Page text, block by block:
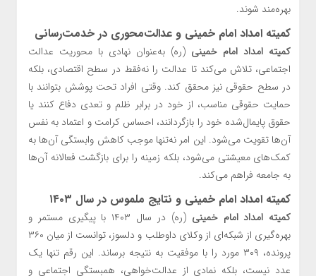
بهره‌مند شوند.
کمیته امداد امام خمینی و عدالت‌محوری در خدمت‌رسانی
کمیته امداد امام خمینی (ره) به‌عنوان نهادی با محوریت عدالت
اجتماعی، تلاش می‌کند تا عدالت را نه‌فقط در سطح اقتصادی، بلکه
در سطح حقوقی نیز محقق کند. وقتی افراد تحت پوشش بتوانند با
حمایت حقوقی مناسب، از خود در برابر ظلم و تعدی دفاع کنند یا
حقوق پایمال‌شده خود را بازگردانند، احساس کرامت و اعتماد به نفس
آن‌ها تقویت می‌شود. این امر نه‌تنها موجب کاهش وابستگی آن‌ها به
کمک‌های معیشتی می‌شود، بلکه زمینه را برای بازگشت فعالانه آن‌ها
به جامعه فراهم می‌کند.
کمیته امداد امام خمینی و نتایج ملموس در سال ۱۴۰۳
کمیته امداد امام خمینی
(ره) در سال ۱۴۰۳ با پیگیری مستمر و
بهره‌گیری از شبکه‌ای از وکلای داوطلب و دلسوز، توانست از میان ۳۶۰
پرونده، ۳۰۹ مورد را با موفقیت به نتیجه برساند. این رقم تنها یک
عدد نیست، بلکه نمادی از عدالت‌خواهی، همبستگی اجتماعی و